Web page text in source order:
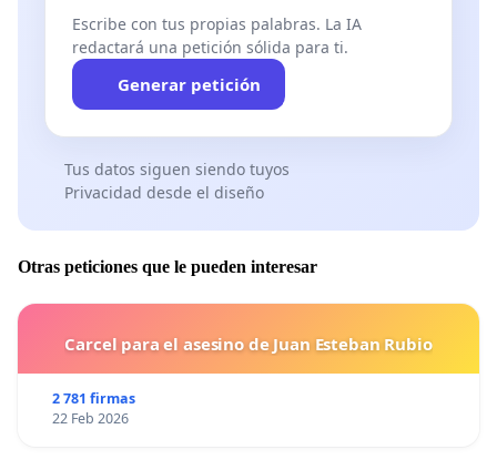
Escribe con tus propias palabras. La IA
redactará una petición sólida para ti.
Generar petición
Tus datos siguen siendo tuyos
Privacidad desde el diseño
Otras peticiones que le pueden interesar
Carcel para el asesino de Juan Esteban Rubio
2 781 firmas
22 Feb 2026